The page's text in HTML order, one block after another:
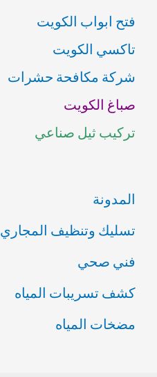
ح
ث
ع
ن
:
فتح ابواب الكويت
تاكسي الكويت
شركة مكافحة حشرات
صباغ الكويت
تركيب ثيل صناعي
المدونة
تسليك وتنظيف المجاري
فني صحي
كشف تسريبات المياه
مضخات المياه